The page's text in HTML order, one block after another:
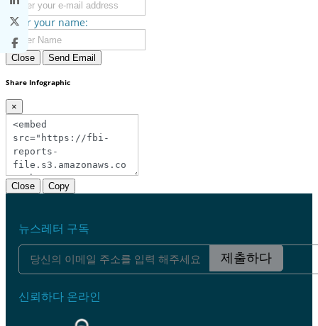
Enter your name:
Close Send Email
Share Infographic
×
Close Copy
뉴스레터 구독
제출하다
신뢰하다 온라인